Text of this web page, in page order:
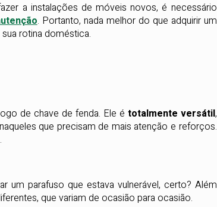
a instalações de móveis novos, é necessário
. Portanto, nada melhor do que adquirir um
rotina doméstica.
de chave de fenda. Ele é totalmente versátil,
que precisam de mais atenção e reforços.
um parafuso que estava vulnerável, certo? Além
que variam de ocasião para ocasião.